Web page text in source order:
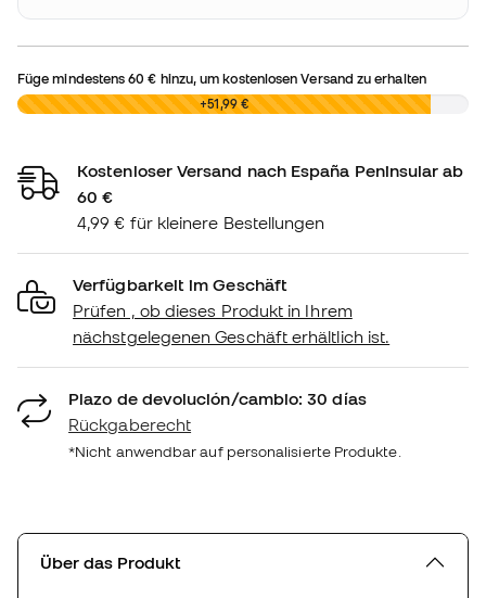
Füge mindestens60 € hinzu, um kostenlosen Versand zu erhalten
0,00 € +51,99 €
Kostenloser Versand nach España Peninsular ab
60 €
4,99 € für kleinere Bestellungen
Verfügbarkeit im Geschäft
Prüfen , ob dieses Produkt in Ihrem
nächstgelegenen Geschäft erhältlich ist.
Plazo de devolución/cambio: 30 días
Rückgaberecht
*Nicht anwendbar auf personalisierte Produkte.
Über das Produkt